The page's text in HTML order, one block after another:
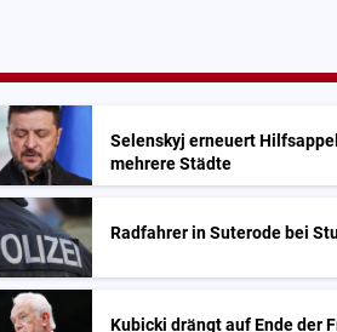
Selenskyj erneuert
mehrere Städte
Radfahrer in Suterode bei
Kubicki drängt auf Ende der